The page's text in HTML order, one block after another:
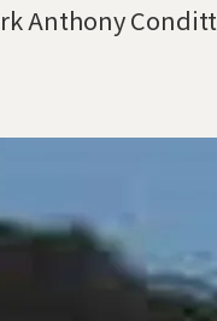
Anthony